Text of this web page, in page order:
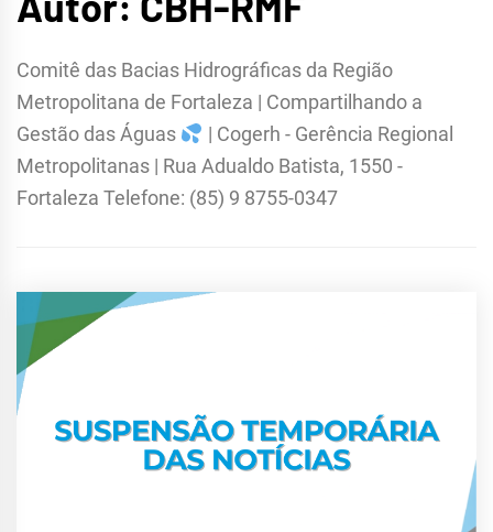
METROPOLITANA DE
FORTALEZA
Comitê das Bacias Hidrográficas da Região
Metropolitana de Fortaleza | Compartilhando a
Gestão das Águas
| Cogerh - Gerência Regional
Metropolitanas | Rua Adualdo Batista, 1550 -
Fortaleza Telefone: (85) 9 8755-0347